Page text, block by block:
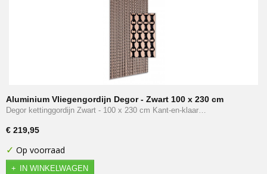
Aluminium Vliegengordijn Degor - Zwart 100 x 230 cm
Degor kettinggordijn Zwart - 100 x 230 cm Kant-en-klaar…
€ 219,95
✓ Op voorraad
IN WINKELWAGEN